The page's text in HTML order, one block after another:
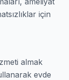
için
almak
evde